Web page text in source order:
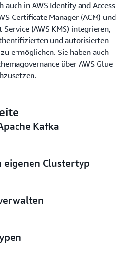
auch in AWS Identity and Access
Certificate Manager (ACM) und
Service (AWS KMS) integrieren,
und autorisierten
ermöglichen. Sie haben auch
über AWS Glue
Kafka
eigenen Clustertyp